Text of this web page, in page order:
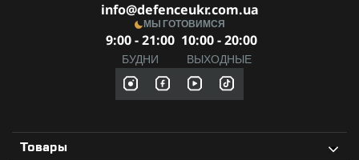
info@defenceukr.com.ua
МЫ ГОТОВИМСЯ
9:00 - 21:00
БУДНИ
10:00 - 20:00
ВЫХОДНЫЕ
Товары